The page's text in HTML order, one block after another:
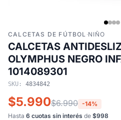
CALCETAS DE FÚTBOL ·NIÑO
CALCETAS
OLYMPHUS NEGRO
1014089301
SKU: 4834842
$5.990$6.990 -14%
Hasta 6 cuotas sin interés de $998